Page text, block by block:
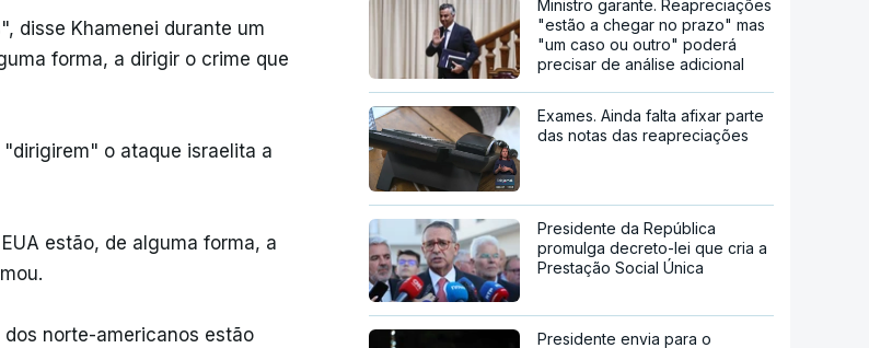
disse Khamenei durante um
forma, a dirigir o crime que
o ataque israelita a
estão, de alguma forma, a
norte-americanos estão
Ministro garante. Reapreciações
"estão a chegar no prazo" mas
"um caso ou outro" poderá
precisar de análise adicional
Exames. Ainda falta afixar parte
das notas das reapreciações
Presidente da República
promulga decreto-lei que cria a
Prestação Social Única
Presidente envia para o